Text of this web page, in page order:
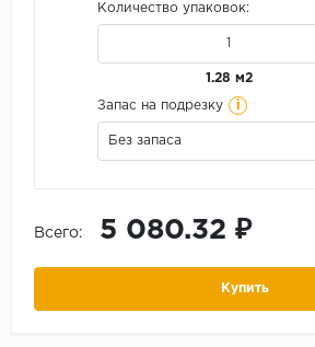
Количество упаковок:
1.28 м2
Запас на подрезку i
Без запаса
Всего: 5 080.32 ₽
Купить